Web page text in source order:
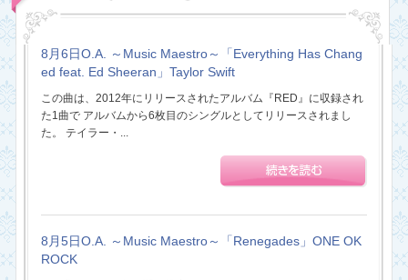
8月6日O.A. ～Music Maestro～「Everything Has Chang
ed feat. Ed Sheeran」Taylor Swift
この曲は、2012年にリリースされたアルバム『RED』に収録され
た1曲で アルバムから6枚目のシングルとしてリリースされまし
た。 テイラー・...
8月5日O.A. ～Music Maestro～「Renegades」ONE OK
ROCK